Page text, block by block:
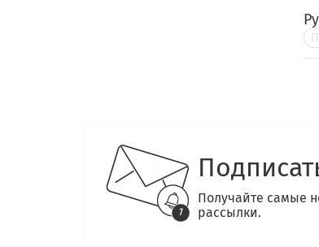
Получайте самые
рассылки.